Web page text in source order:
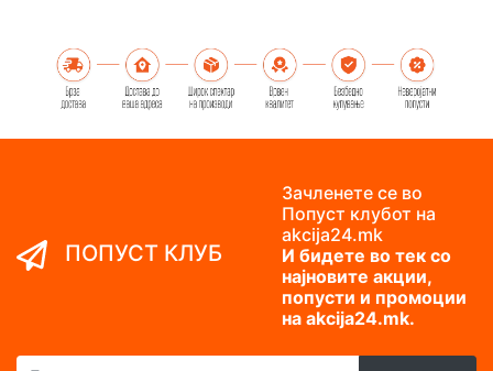
ПОПУСТ КЛУБ
Зачленете се во
Попуст клубот на
akcija24.mk
И бидете во тек со
најновите акции,
попусти и промоции
на akcija24.mk.
Емаил адреса